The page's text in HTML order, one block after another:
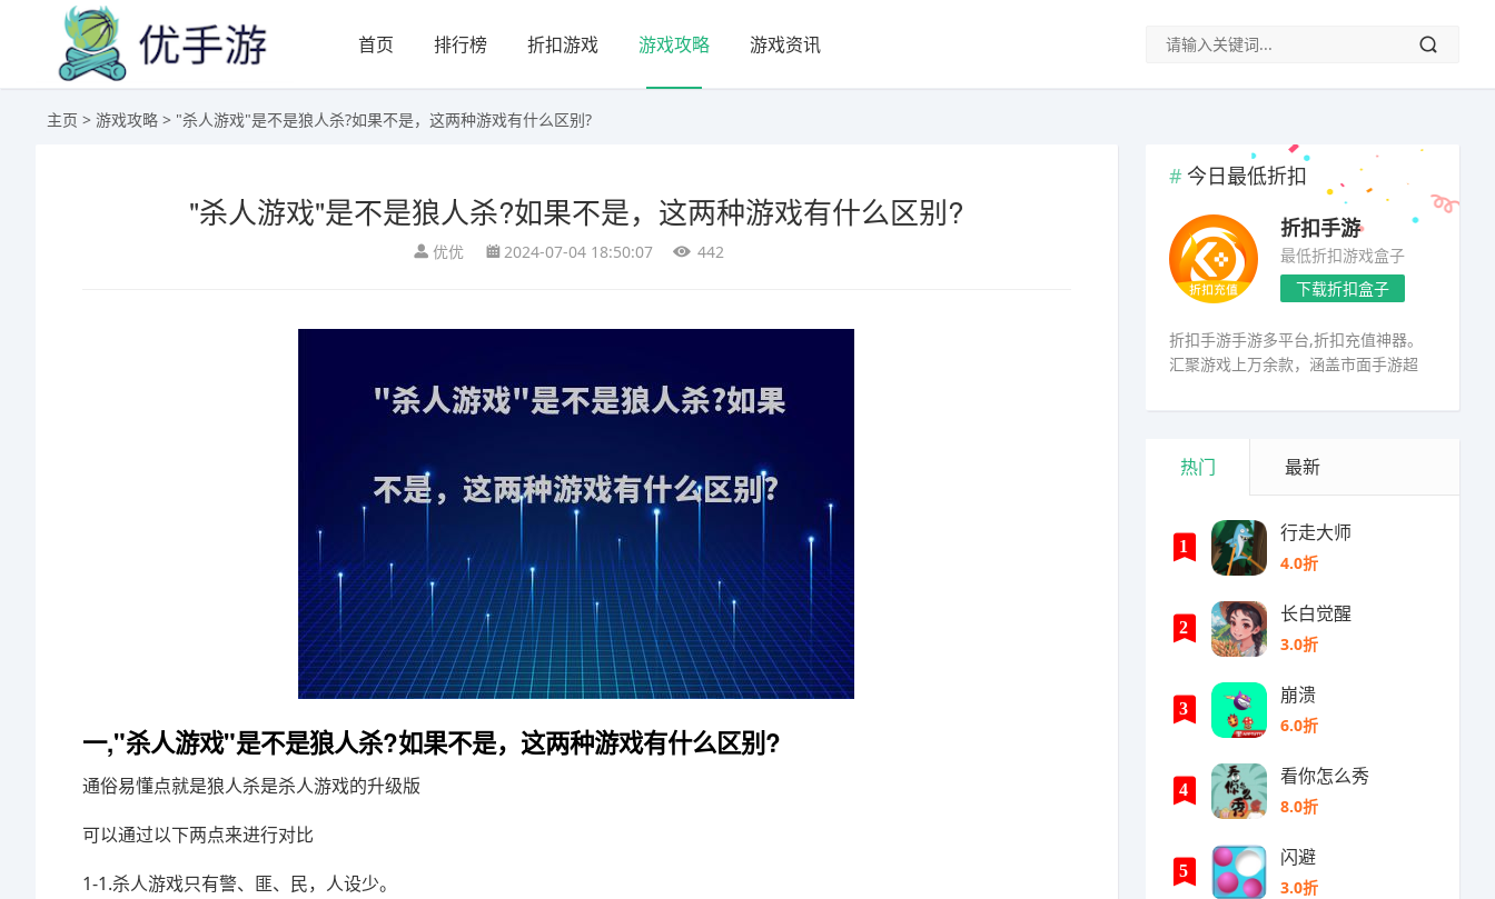
首页 排行榜 折扣游戏 游戏攻略 游戏资讯
主页 > 游戏攻略 > "杀人游戏"是不是狼人杀?如果不是，这两种游戏有什么区别?
"杀人游戏"是不是狼人杀?如果不是，这两种游戏有什么区别?
优优 2024-07-04 18:50:07 442
一,"杀人游戏"是不是狼人杀?如果不是，这两种游戏有什么区别?
通俗易懂点就是狼人杀是杀人游戏的升级版
可以通过以下两点来进行对比
1-1.杀人游戏只有警、匪、民，人设少。
今日最低折扣
折扣手游
最低折扣游戏盒子
下载折扣盒子
折扣手游手游多平台,折扣充值神器。
汇聚游戏上万余款，涵盖市面手游超
热门 最新
1
行走大师
4.0折
2
长白觉醒
3.0折
3
崩溃
6.0折
4
看你怎么秀
8.0折
5
闪避
3.0折